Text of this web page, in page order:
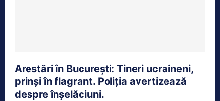
Arestări în București: Tineri ucraineni,
prinși în flagrant. Poliția avertizează
despre înșelăciuni.